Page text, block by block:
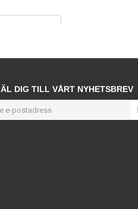
DIG TILL VÅRT NYHETSBREV